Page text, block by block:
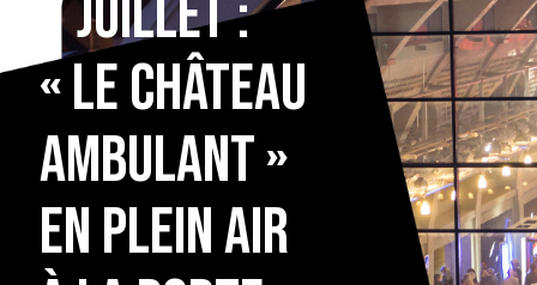
7 juillet :
« Le Château
ambulant »
en plein air